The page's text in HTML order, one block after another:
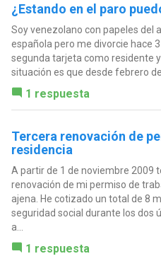
¿Estando en el paro
Soy venezolano con papeles del
española pero me divorcie hace
segunda tarjeta como residente
situación es que desde febrero
1 respuesta
Tercera renovación de
residencia
A partir de 1 de noviembre 2009
renovación de mi permiso de
ajena. He cotizado un total de 8
seguridad social durante los dos
a...
1 respuesta